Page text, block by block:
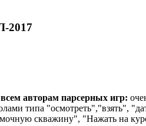
2017
всем авторам парсерных игр:
типа "осмотреть","взять",
скважину", "Нажать на